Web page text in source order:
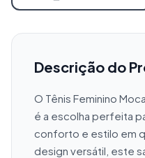
Descrição do
O Tênis Feminino
é a escolha perfeita
conforto e estilo em
design versátil, este